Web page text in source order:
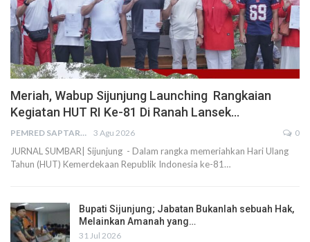
Meriah, Wabup Sijunjung Launching Rangkaian
Kegiatan HUT RI Ke-81 Di Ranah Lansek…
PEMRED SAPTARIUS 3 Agu 2026 0
JURNAL SUMBAR| Sijunjung - Dalam rangka memeriahkan Hari Ulang
Tahun (HUT) Kemerdekaan Republik Indonesia ke-81…
Bupati Sijunjung; Jabatan Bukanlah sebuah Hak,
Melainkan Amanah yang…
31 Jul 2026